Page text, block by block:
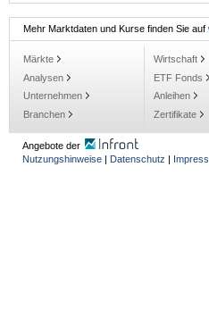
Mehr Marktdaten und Kurse finden Sie auf
Märkte
Analysen
Unternehmen
Branchen
Wirtschaft
ETF Fonds
Anleihen
Zertifikate
Angebote der
Nutzungshinweise | Datenschutz |